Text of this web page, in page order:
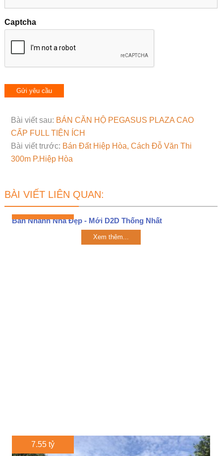
Captcha
Bài viết sau: BÁN CĂN HỘ PEGASUS PLAZA CAO
CẤP FULL TIỆN ÍCH
Bài viết trước: Bán Đất Hiệp Hòa, Cách Đỗ Văn Thi
300m P.Hiệp Hòa
BÀI VIẾT LIÊN QUAN:
Bán Nhanh Nhà Đẹp - Mới D2D Thống Nhất
Xem thêm...
7.55 tỷ